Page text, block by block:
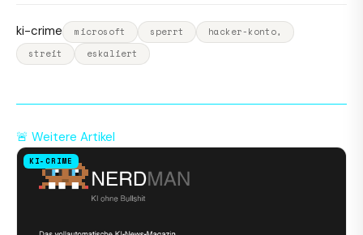
ki-crime microsoft sperrt
hacker-konto,
streit
eskaliert
🚨 Weitere Artikel
KI-CRIME